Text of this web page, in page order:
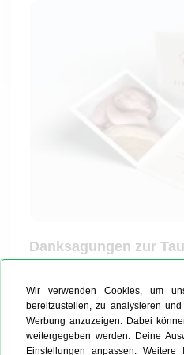
Wir verwenden Cookies, um
bereitzustellen, zu analysieren
Werbung anzuzeigen. Dabei
weitergegeben werden. Deine
Einstellungen anpassen.
Danksagungen zur
Deines Jungen oder
einfach unseren Online-
Du die Karte ganz